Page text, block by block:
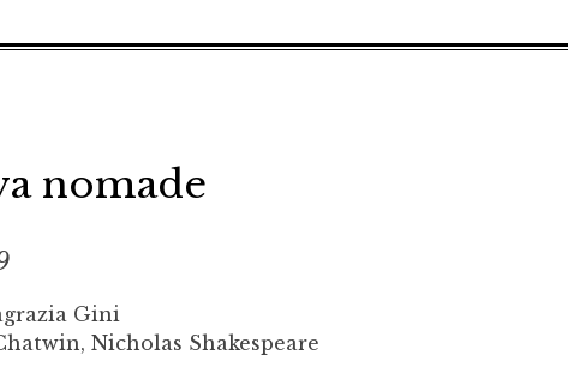
nomade
Gini
Nicholas Shakespeare